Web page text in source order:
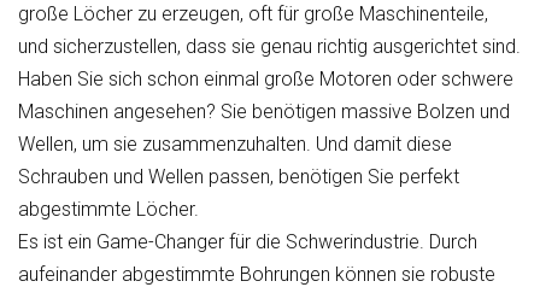
große Löcher zu erzeugen, oft für große Maschinenteile,
und sicherzustellen, dass sie genau richtig ausgerichtet sind.
Haben Sie sich schon einmal große Motoren oder schwere
Maschinen angesehen? Sie benötigen massive Bolzen und
Wellen, um sie zusammenzuhalten. Und damit diese
Schrauben und Wellen passen, benötigen Sie perfekt
abgestimmte Löcher.
Es ist ein Game-Changer für die Schwerindustrie. Durch
aufeinander abgestimmte Bohrungen können sie robuste